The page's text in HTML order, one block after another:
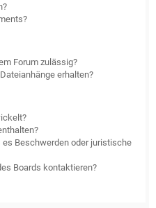
Forum zulässig?
erhalten?
Beschwerden oder juristische
Boards kontaktieren?